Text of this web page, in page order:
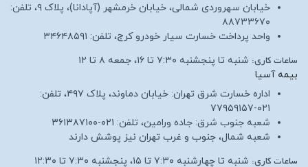
خیابان سهروردی شمالی، خیابان خرمشهر (آپادانا)، پلاک ۹، تلفن:
۸۸۷۳۳۶۷۰
واحد پرداخت خسارت سیار خودرو کرج، تلفن: ۳۴۶۴۸۵۹۱
ساعات کاری: شنبه تا پنجشنبه ۷:۳۰ تا ۱۶، جمعه ۸ تا ۱۲
بیمه آسیا
اداره خسارت شرق تهران: خیابان دماوند، پلاک ۴۹۷، تلفن:
۰۲۱-۷۷۹۵۹۱۵۷
شعبه جنوب شرق: جاده ورامین، تلفن: ۰۲۱-۳۶۱۳۸۷۱۰۰
شعبه شمال، جنوب و غرب تهران نیز پوشش دارند
ساعات کاری: شنبه تا چهارشنبه ۷:۳۰ تا ۱۵، پنجشنبه ۷:۳۰ تا ۱۲:۳۰